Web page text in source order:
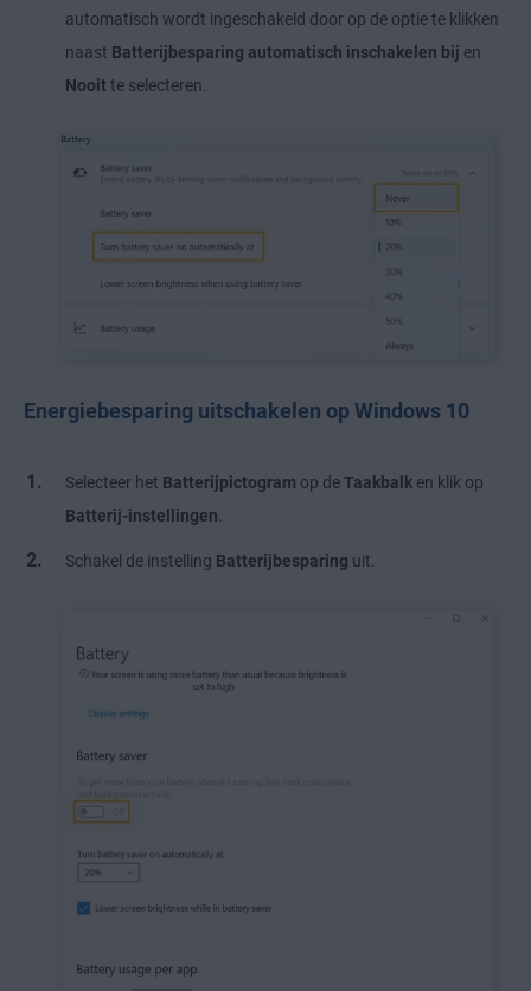
automatisch wordt ingeschakeld door op de optie te klikken
naast Batterijbesparing automatisch inschakelen bij en
Nooit te selecteren.
Energiebesparing uitschakelen op Windows 10
Selecteer het Batterijpictogram op deTaakbalk en klik op
Batterij-instellingen
Schakel de instelling Batterijbesparing uit.